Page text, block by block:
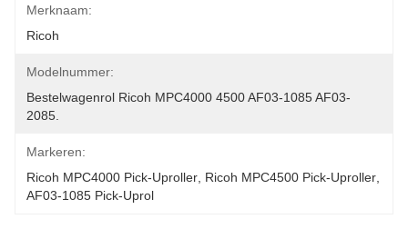
Merknaam:
Ricoh
Modelnummer:
Bestelwagenrol Ricoh MPC4000 4500 AF03-1085 AF03-
2085.
Markeren:
Ricoh MPC4000 Pick-Uproller Ricoh MPC4500 Pick-Uproller
AF03-1085 Pick-Uprol